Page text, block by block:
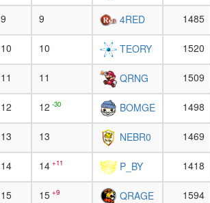
9 9 4RED 1485
10 10 TEORY 1520
11 11 QRNG 1509
12 12 -30 BOMGE 1498
13 13 NEBR0 1469
14 14 +11 P_BY 1418
15 15 +9 QRAGE 1594